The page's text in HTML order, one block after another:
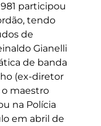
participou
tendo
de
Gianelli
de banda
(ex-diretor
o maestro
na Polícia
em abril de